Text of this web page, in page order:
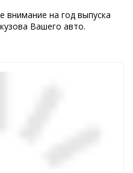
внимание на год выпуска
Вашего авто.